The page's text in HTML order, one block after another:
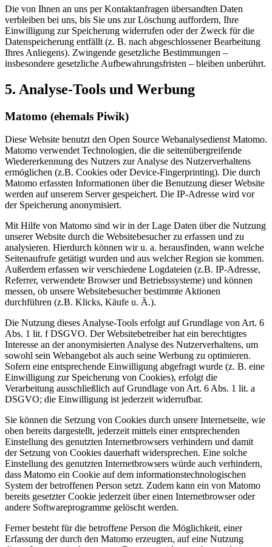
Die von Ihnen an uns per Kontaktanfragen übersandten Daten
verbleiben bei uns, bis Sie uns zur Löschung auffordern, Ihre
Einwilligung zur Speicherung widerrufen oder der Zweck für die
Datenspeicherung entfällt (z. B. nach abgeschlossener Bearbeitung
Ihres Anliegens). Zwingende gesetzliche Bestimmungen –
insbesondere gesetzliche Aufbewahrungsfristen – bleiben unberührt.
5. Analyse-Tools und Werbung
Matomo (ehemals Piwik)
Diese Website benutzt den Open Source Webanalysedienst Matomo.
Matomo verwendet Technologien, die die seitenübergreifende
Wiedererkennung des Nutzers zur Analyse des Nutzerverhaltens
ermöglichen (z.B. Cookies oder Device-Fingerprinting). Die durch
Matomo erfassten Informationen über die Benutzung dieser Website
werden auf unserem Server gespeichert. Die IP-Adresse wird vor
der Speicherung anonymisiert.
Mit Hilfe von Matomo sind wir in der Lage Daten über die Nutzung
unserer Website durch die Websitebesucher zu erfassen und zu
analysieren. Hierdurch können wir u. a. herausfinden, wann welche
Seitenaufrufe getätigt wurden und aus welcher Region sie kommen.
Außerdem erfassen wir verschiedene Logdateien (z.B. IP-Adresse,
Referrer, verwendete Browser und Betriebssysteme) und können
messen, ob unsere Websitebesucher bestimmte Aktionen
durchführen (z.B. Klicks, Käufe u. Ä.).
Die Nutzung dieses Analyse-Tools erfolgt auf Grundlage von Art. 6
Abs. 1 lit. f DSGVO. Der Websitebetreiber hat ein berechtigtes
Interesse an der anonymisierten Analyse des Nutzerverhaltens, um
sowohl sein Webangebot als auch seine Werbung zu optimieren.
Sofern eine entsprechende Einwilligung abgefragt wurde (z. B. eine
Einwilligung zur Speicherung von Cookies), erfolgt die
Verarbeitung ausschließlich auf Grundlage von Art. 6 Abs. 1 lit. a
DSGVO; die Einwilligung ist jederzeit widerrufbar.
Sie können die Setzung von Cookies durch unsere Internetseite, wie
oben bereits dargestellt, jederzeit mittels einer entsprechenden
Einstellung des genutzten Internetbrowsers verhindern und damit
der Setzung von Cookies dauerhaft widersprechen. Eine solche
Einstellung des genutzten Internetbrowsers würde auch verhindern,
dass Matomo ein Cookie auf dem informationstechnologischen
System der betroffenen Person setzt. Zudem kann ein von Matomo
bereits gesetzter Cookie jederzeit über einen Internetbrowser oder
andere Softwareprogramme gelöscht werden.
Ferner besteht für die betroffene Person die Möglichkeit, einer
Erfassung der durch den Matomo erzeugten, auf eine Nutzung